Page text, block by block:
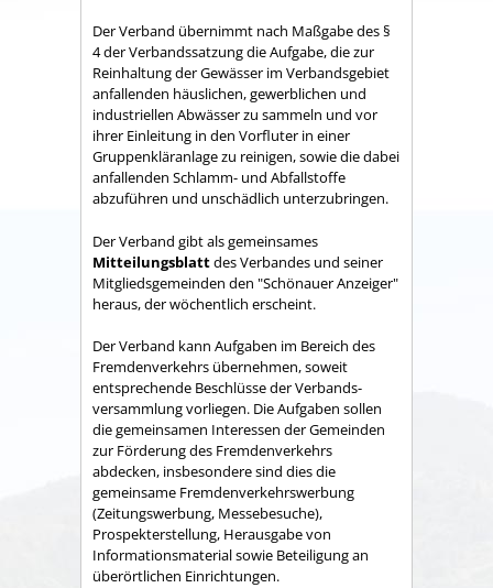
Der Verband übernimmt nach Maßgabe des §
4 der Verbandssatzung die Aufgabe, die zur
Reinhaltung der Gewässer im Verbandsgebiet
anfallenden häuslichen, gewerblichen und
industriellen Abwässer zu sammeln und vor
ihrer Einleitung in den Vorfluter in einer
Gruppenkläranlage zu reinigen, sowie die dabei
anfallenden Schlamm- und Abfallstoffe
abzuführen und unschädlich unterzubringen.
Der Verband gibt als gemeinsames
Mitteilungsblattdes Verbandes und seiner
Mitgliedsgemeinden den "Schönauer Anzeiger"
heraus, der wöchentlich erscheint.
Der Verband kann Aufgaben im Bereich des
Fremdenverkehrs übernehmen, soweit
entsprechende Beschlüsse der Verbands­
versammlung vorliegen. Die Aufgaben sollen
die gemeinsamen Interessen der Gemeinden
zur Förderung des Fremdenverkehrs
abdecken, insbesondere sind dies die
gemeinsame Fremden­verkehrswerbung
(Zeitungswerbung, Messebesuche),
Prospekter­stellung, Herausgabe von
Informationsmaterial sowie Betei­ligung an
überörtlichen Einrichtungen.